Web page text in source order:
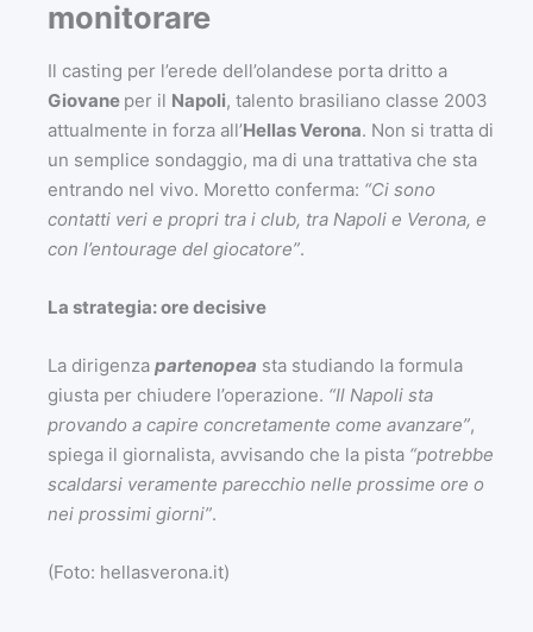
monitorare
Il casting per l’erede dell’olandese porta dritto a
Giovane per il Napoli, talento brasiliano classe 2003
attualmente in forza all’Hellas Verona. Non si tratta di
un semplice sondaggio, ma di una trattativa che sta
entrando nel vivo. Moretto conferma: “Ci sono
contatti veri e propri tra i club, tra Napoli e Verona, e
con l’entourage del giocatore”.
La strategia: ore decisive
La dirigenza partenopea sta studiando la formula
giusta per chiudere l’operazione. “Il Napoli sta
provando a capire concretamente come avanzare”,
spiega il giornalista, avvisando che la pista “potrebbe
scaldarsi veramente parecchio nelle prossime ore o
nei prossimi giorni”.
(Foto: hellasverona.it)